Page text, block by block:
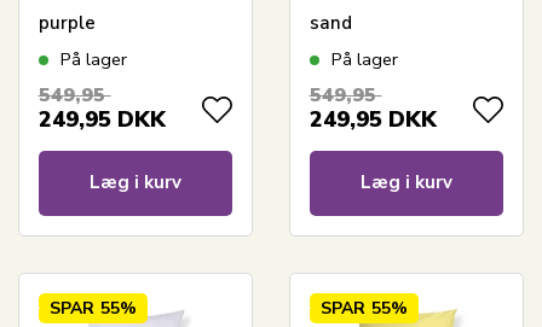
purple
På lager
549,95
249,95 DKK
Læg i kurv
sand
På lager
549,95
249,95 DKK
Læg i kurv
SPAR 55% SPAR 55%